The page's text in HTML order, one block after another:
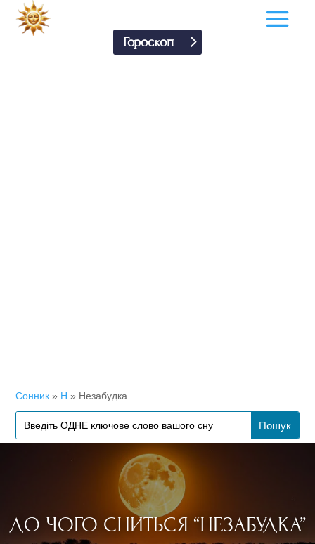
Гороскоп
Сонник » Н » Незабудка
ДО ЧОГО СНИТЬСЯ “НЕЗАБУДКА”